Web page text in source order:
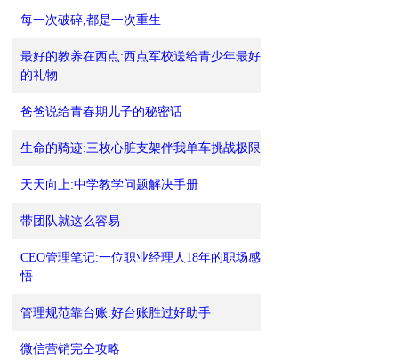
每一次破碎,都是一次重生
最好的教养在西点:西点军校送给青少年最好
的礼物
爸爸说给青春期儿子的秘密话
生命的骑迹:三枚心脏支架伴我单车挑战极限
天天向上:中学教学问题解决手册
带团队就这么容易
CEO管理笔记:一位职业经理人18年的职场感
悟
管理规范靠台账:好台账胜过好助手
微信营销完全攻略